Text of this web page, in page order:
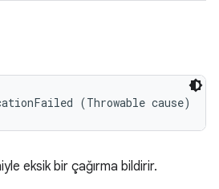
(Throwable cause)
eksik bir çağırma bildirir.